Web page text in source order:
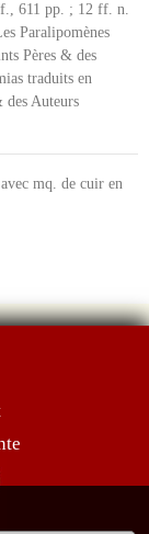
611 pp. ; 12 ff. n.
Paralipomènes
Pères & des
traduits en
des Auteurs
mq. de cuir en